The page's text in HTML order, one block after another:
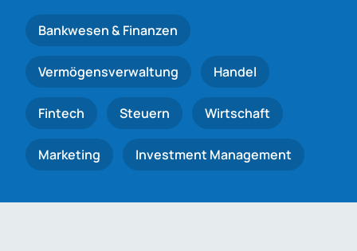
Bankwesen & Finanzen
Vermögensverwaltung Handel
Fintech Steuern Wirtschaft
Marketing Investment Management